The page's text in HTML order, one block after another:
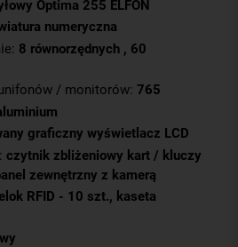
Optima 255 ELFON
numeryczna
8 równorzędnych , 60
/ monitorów: 765
graficzny wyświetlacz LCD
czytnik zbliżeniowy kart / kluczy
zewnętrzny z kamerą
RFID - 10 szt., kaseta